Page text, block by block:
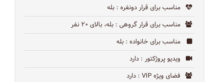
مناسب برای قرار دونفره : بله
مناسب برای قرار گروهی : بله، بالای ۲۰ نفر
مناسب برای خانواده : بله
ویدیو پروژکتور : دارد
فضای ویژه VIP
: دارد